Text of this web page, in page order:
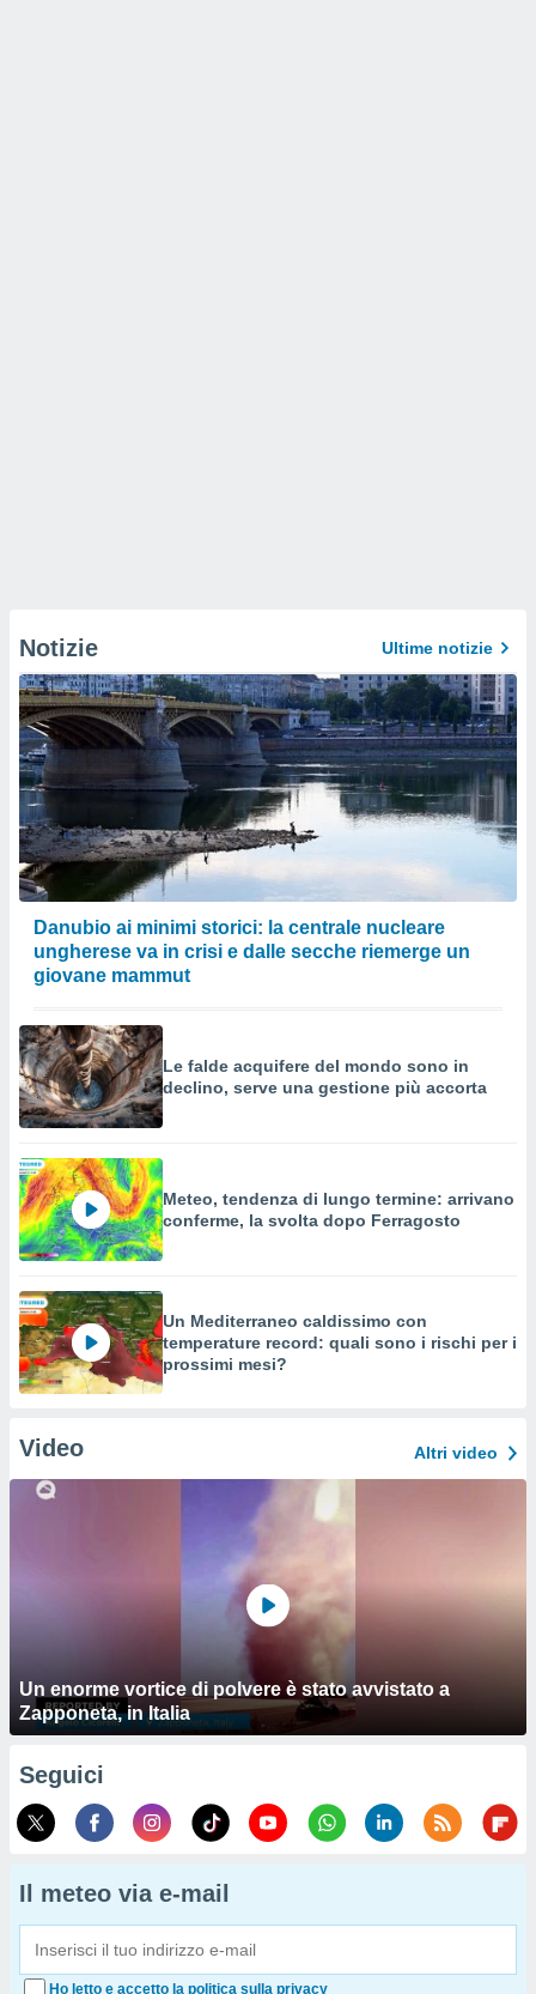
Notizie Ultime notizie
Danubio ai minimi storici: la centrale nucleare
ungherese va in crisi e dalle secche riemerge un
giovane mammut
Le falde acquifere del mondo sono in
declino, serve una gestione più accorta
Meteo, tendenza di lungo termine: arrivano
conferme, la svolta dopo Ferragosto
Un Mediterraneo caldissimo con
temperature record: quali sono i rischi per i
prossimi mesi?
Video Altri video
Un enorme vortice di polvere è stato avvistato a
Zapponeta, in Italia
Seguici
Il meteo via e-mail
Ho letto e accetto la politica sulla privacy